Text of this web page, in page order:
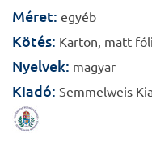
Méret: egyéb
Kötés: Karton, matt
Nyelvek: magyar
Kiadó: Semmelweis